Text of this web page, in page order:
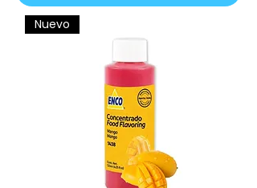
Nuevo